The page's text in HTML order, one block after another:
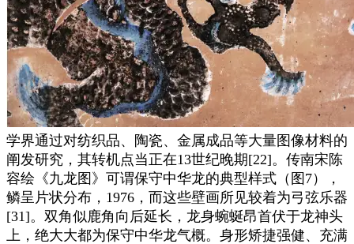
学界通过对纺织品、陶瓷、金属成品等大量图像材料的
阐发研究，其转机点当正在13世纪晚期[22]。传南宋陈
容绘《九龙图》可谓保守中华龙的典型样式（图7），
鳞呈片状分布，1976，而这些壁画所见较着为弓弦乐器
[31]。双角似鹿角向后延长，龙身蜿蜒昂首伏于龙神头
上，绝大大都为保守中华龙气概。身形矫捷强健、充满